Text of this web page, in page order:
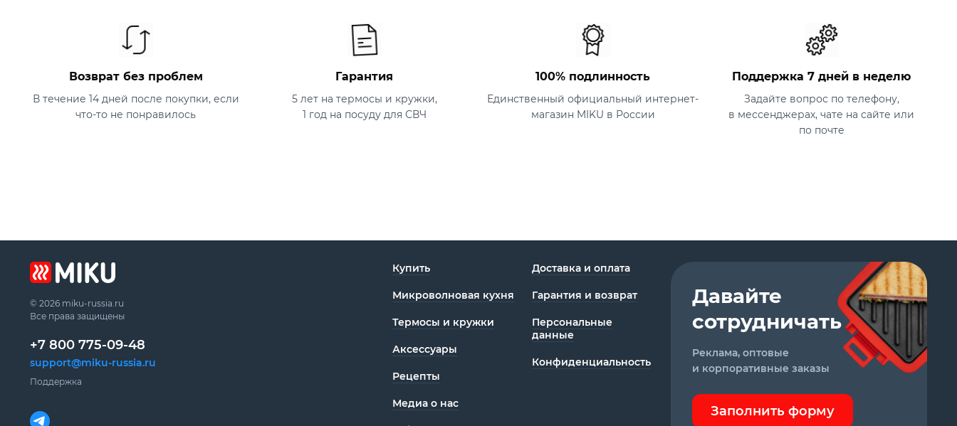
Страна-производитель
Что в коробке
Возврат без проблем
В течение 14 дней после покупки, если
что-то не понравилось
Гарантия
5 лет на термосы и кружки,
1 год на посуду для СВЧ
100% подлинность
Единственный официальный интернет-
магазин MIKU в России
Поддержка 7 дней в неделю
Задайте вопрос по телефону,
в мессенджерах, чате на сайте или
по почте
Давайте
сотрудничать
Реклама, оптовые
и корпоративные заказы
Заполнить форму
Купить
Микроволновая кухня
Термосы и кружки
Аксессуары
Рецепты
Медиа о нас
Доставка и оплата
Гарантия и возврат
Персональные
данные
Конфиденциаль­ность
© 2026 miku-russia.ru
Все права защищены
+7 800 775-09-48
support@miku-russia.ru
Поддержка